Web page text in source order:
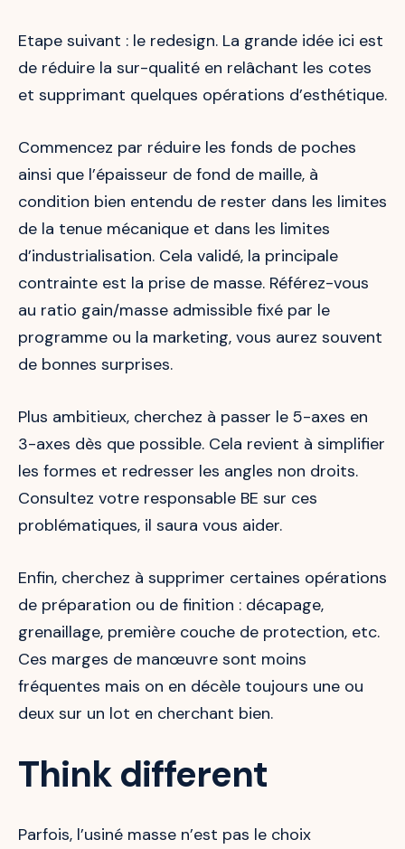
Etape suivant : le redesign. La grande idée ici est
de réduire la sur-qualité en relâchant les cotes
et supprimant quelques opérations d’esthétique.
Commencez par réduire les fonds de poches
ainsi que l’épaisseur de fond de maille, à
condition bien entendu de rester dans les limites
de la tenue mécanique et dans les limites
d’industrialisation. Cela validé, la principale
contrainte est la prise de masse. Référez-vous
au ratio gain/masse admissible fixé par le
programme ou la marketing, vous aurez souvent
de bonnes surprises.
Plus ambitieux, cherchez à passer le 5-axes en
3-axes dès que possible. Cela revient à simplifier
les formes et redresser les angles non droits.
Consultez votre responsable BE sur ces
problématiques, il saura vous aider.
Enfin, cherchez à supprimer certaines opérations
de préparation ou de finition : décapage,
grenaillage, première couche de protection, etc.
Ces marges de manœuvre sont moins
fréquentes mais on en décèle toujours une ou
deux sur un lot en cherchant bien.
Think different
Parfois, l’usiné masse n’est pas le choix